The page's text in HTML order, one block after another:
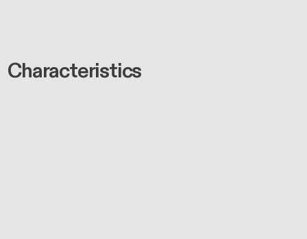
Characteristics